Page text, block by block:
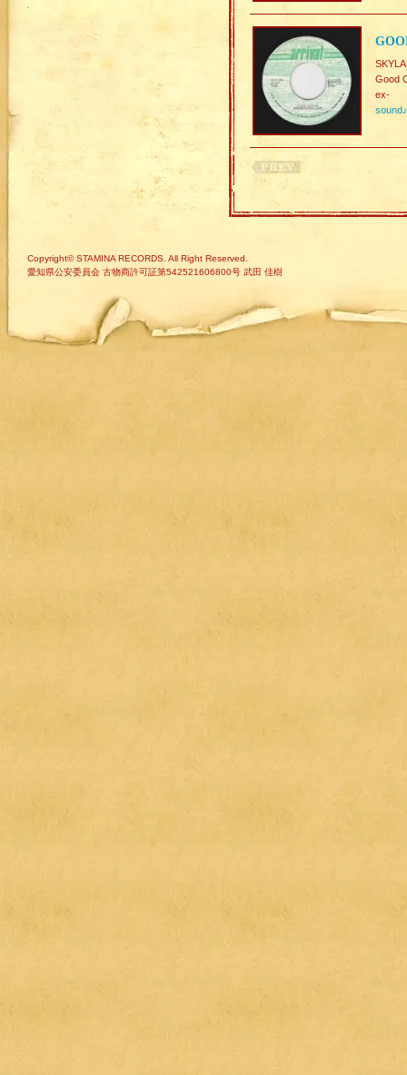
Good
ex-
sound♪
Copyright© STAMINA RECORDS. All Right Reserved.
愛知県公安委員会 古物商許可証第542521606800号 武田 佳樹